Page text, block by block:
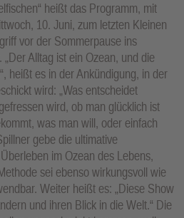
heißt das Programm, mit
10. Juni, zum letzten Kleinen
vor der Sommerpause ins
Alltag ist ein Ozean, und die
heißt es in der Ankündigung, in der
wird: „Was entscheidet
wird, ob man glücklich ist
was man will, oder einfach
gebe die ultimative
im Ozean des Lebens,
sei ebenso wirkungsvoll wie
Weiter heißt es: „Diese Show
und ihren Blick in die Welt.“ Die